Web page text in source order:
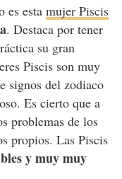
es esta mujer Piscis
. Destaca por tener
su gran
Piscis son muy
signos del zodiaco
Es cierto que a
problemas de los
propios. Las Piscis
y muy muy